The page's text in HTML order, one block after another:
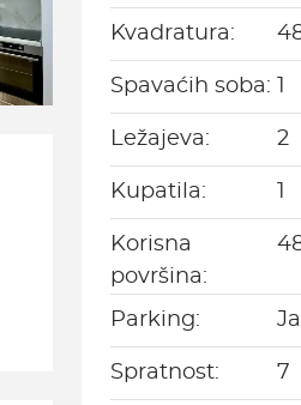
Kvadratura:
Spavaćih soba:
Ležajeva: 2
Kupatila:
Korisna
površina:
Parking:
Spratnost: 7